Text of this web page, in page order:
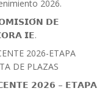
2026.
𝗗𝗘
𝗜𝗘.
2026-ETAPA
DE PLAZAS
𝟮𝟬𝟮𝟲 – 𝗘𝗧𝗔𝗣𝗔